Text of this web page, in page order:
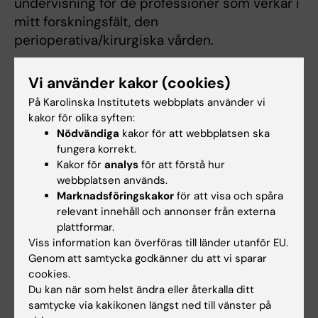
mitt forskningsfält, den
perioperativa/kirurgiska vården.
INFECT: Långtidsuppföljning av patienter
drabbade av nekrotiserande fascit, samt
deras närstående. Intervjustudie samt
enkätstudie om livskvalitet efter att ha
drabbats av denna sjukdom. Detta är en
spin-off studie från den stora
europeiska INFECT-studien och är ett
samarbete mellan Stockholm, Göteborg
och Köpenhamn.
"Patient safety in perioperative care in
arthroplasty" är ett forskningssamarbete
mellan Karolinska Institutet och Umeå
Universitet och syftar till att undersöka
patientsäkerhetskultur och
Vi använder kakor (cookies)
På Karolinska Institutets webbplats använder vi
kakor för olika syften:
Nödvändiga kakor för att webbplatsen ska
fungera korrekt.
Kakor för analys för att förstå hur
webbplatsen används.
Marknadsföringskakor för att visa och spåra
relevant innehåll och annonser från externa
plattformar.
Viss information kan överföras till länder utanför EU.
Genom att samtycka godkänner du att vi sparar
cookies.
Du kan när som helst ändra eller återkalla ditt
samtycke via kakikonen längst ned till vänster på